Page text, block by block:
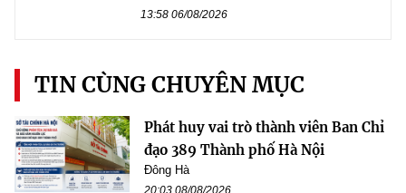
13:58 06/08/2026
TIN CÙNG CHUYÊN MỤC
Phát huy vai trò thành viên Ban Chỉ
đạo 389 Thành phố Hà Nội
Đông Hà
20:03 08/08/2026